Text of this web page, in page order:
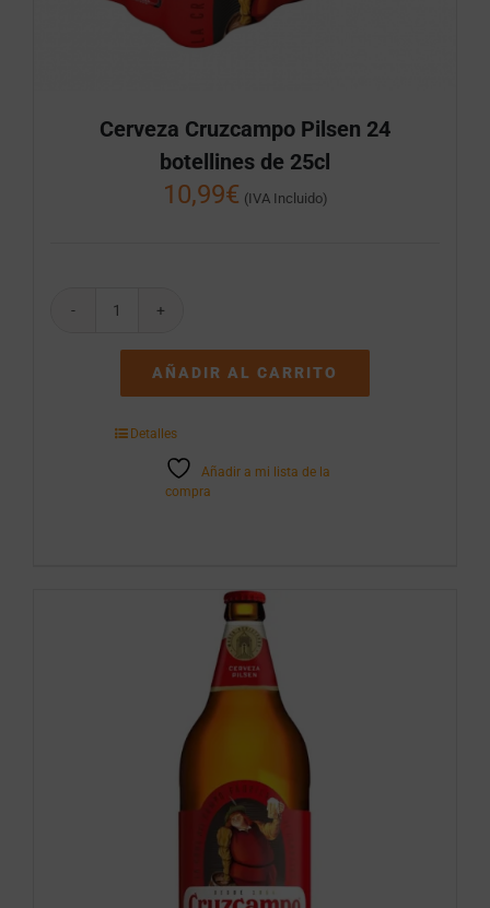
Cerveza Cruzcampo Pilsen 24
botellines de 25cl
10,99€ (IVA Incluido)
Cerveza
Pilsen
de
cantidad
AÑADIR AL CARRITO
Detalles
Añadir a mi lista de la
compra